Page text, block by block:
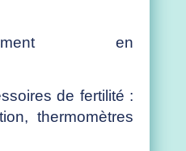
en
de fertilité :
thermomètres